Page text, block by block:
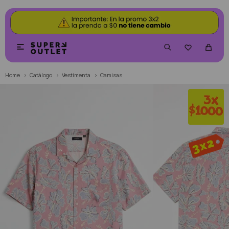


Home Catálogo Vestimenta Camisas